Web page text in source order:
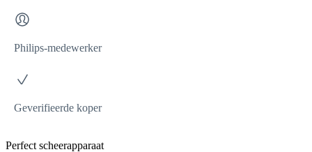
Philips-medewerker
Geverifieerde koper
Perfect scheerapparaat